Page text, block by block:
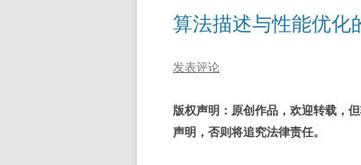
算法描述与性能优
发表评论
版权声明：原创作品，欢迎转载，
声明，否则将追究法律责任。